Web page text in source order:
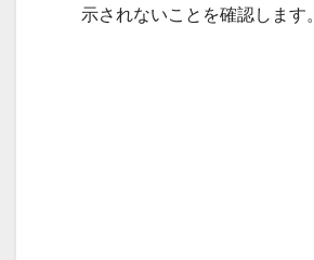
示されないことを確認します。